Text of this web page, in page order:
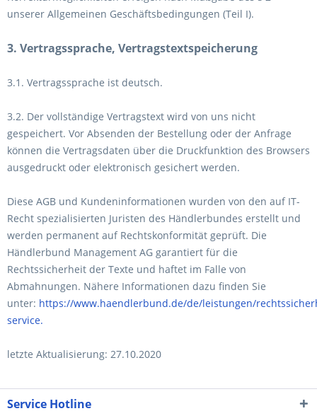
unserer Allgemeinen Geschäftsbedingungen (Teil I).
3. Vertragssprache, Vertragstextspeicherung
3.1. Vertragssprache ist deutsch.
3.2. Der vollständige Vertragstext wird von uns nicht
gespeichert. Vor Absenden der Bestellung oder der Anfrage
können die Vertragsdaten über die Druckfunktion des Browsers
ausgedruckt oder elektronisch gesichert werden.
Diese AGB und Kundeninformationen wurden von den auf IT-
Recht spezialisierten Juristen des Händlerbundes erstellt und
werden permanent auf Rechtskonformität geprüft. Die
Händlerbund Management AG garantiert für die
Rechtssicherheit der Texte und haftet im Falle von
Abmahnungen. Nähere Informationen dazu finden Sie
unter: https://www.haendlerbund.de/de/leistungen/
service.
letzte Aktualisierung: 27.10.2020
Service Hotline